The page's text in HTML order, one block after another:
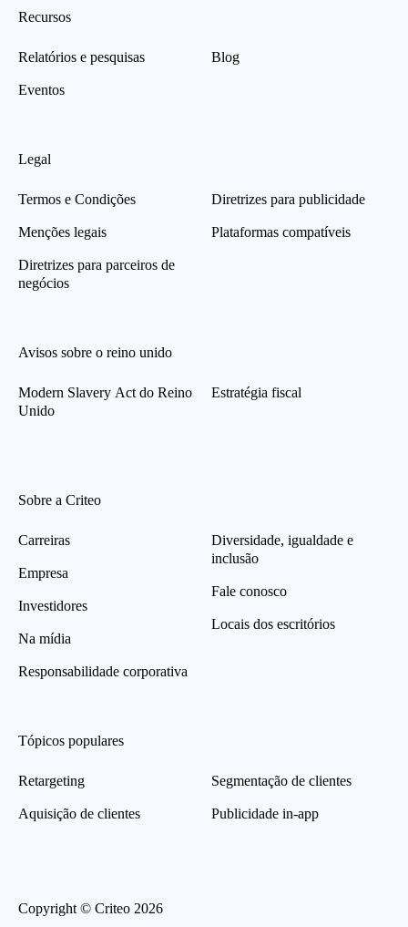
Recursos
Relatórios e pesquisas
Eventos
Blog
Legal
Termos e Condições
Menções legais
Diretrizes para parceiros de
negócios
Diretrizes para publicidade
Plataformas compatíveis
Avisos sobre o reino unido
Modern Slavery Act do Reino
Unido
Estratégia fiscal
Sobre a Criteo
Carreiras
Empresa
Investidores
Na mídia
Responsabilidade corporativa
Diversidade, igualdade e
inclusão
Fale conosco
Locais dos escritórios
Tópicos populares
Retargeting
Aquisição de clientes
Segmentação de clientes
Publicidade in-app
Copyright © Criteo 2026